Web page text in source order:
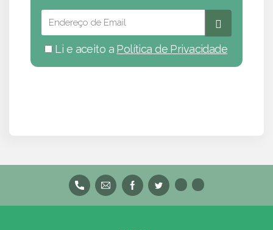
Li e aceito a Política de Privacidade